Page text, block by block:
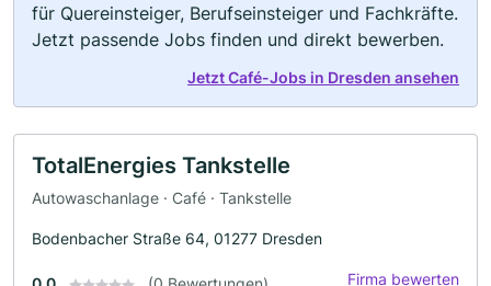
für Quereinsteiger, Berufseinsteiger und Fachkräfte.
Jetzt passende Jobs finden und direkt bewerben.
Jetzt Café-Jobs in Dresden ansehen
TotalEnergies Tankstelle
Autowaschanlage · Café · Tankstelle
Bodenbacher Straße 64, 01277 Dresden
Firma bewerten